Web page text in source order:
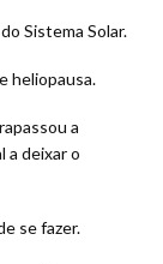
Sistema Solar.
heliopausa.
a
a deixar o
se fazer.